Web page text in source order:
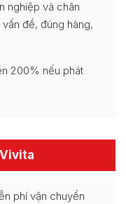
nghiệp và chân
đề, đúng hàng,
200% nếu phát
phí vận chuyển